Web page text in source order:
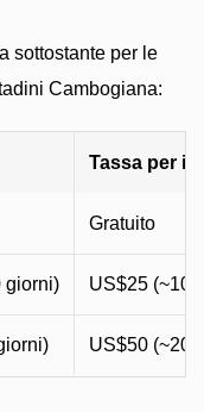
sottostante per le
Cambogiana:
Tassa per il
Gratuito
giorni) US$25
US$50